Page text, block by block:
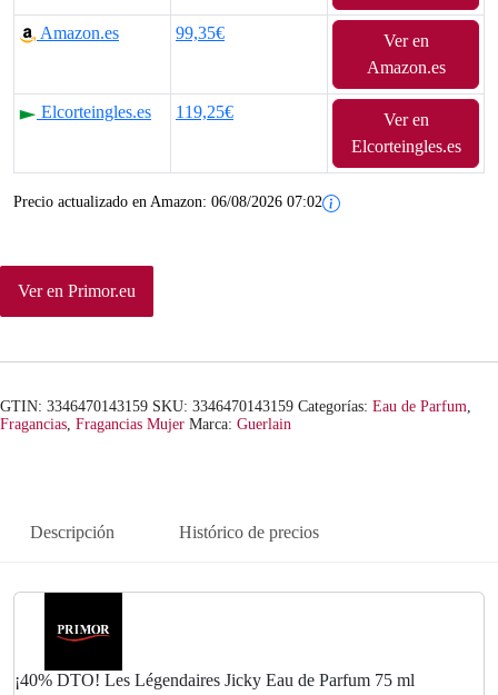
r
e
c
i
o
r
i
e
r
a
r
e
c
i
o
a
:
8
Amazon.es 99,35€
Ver en
Amazon.es
Elcorteingles.es 119,25€
Ver en
Elcorteingles.es
Precio actualizado en Amazon: 06/08/2026 07:02
Ver en Primor.eu
GTIN: 3346470143159 SKU: 3346470143159 Categorías: Eau de Parfum,
Fragancias, Fragancias Mujer Marca: Guerlain
Descripción Histórico de precios
¡40% DTO! Les Légendaires Jicky Eau de Parfum 75 ml